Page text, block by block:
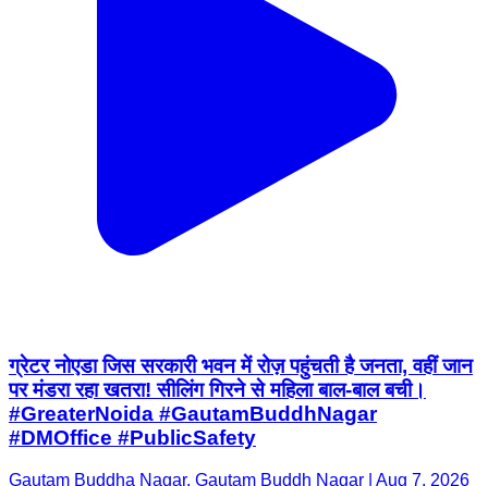
ग्रेटर नोएडा जिस सरकारी भवन में रोज़ पहुंचती है जनता, वहीं जान
पर मंडरा रहा खतरा! सीलिंग गिरने से महिला बाल-बाल बची।
#GreaterNoida #GautamBuddhNagar
#DMOffice #PublicSafety
Gautam Buddha Nagar, Gautam Buddh Nagar | Aug 7, 2026